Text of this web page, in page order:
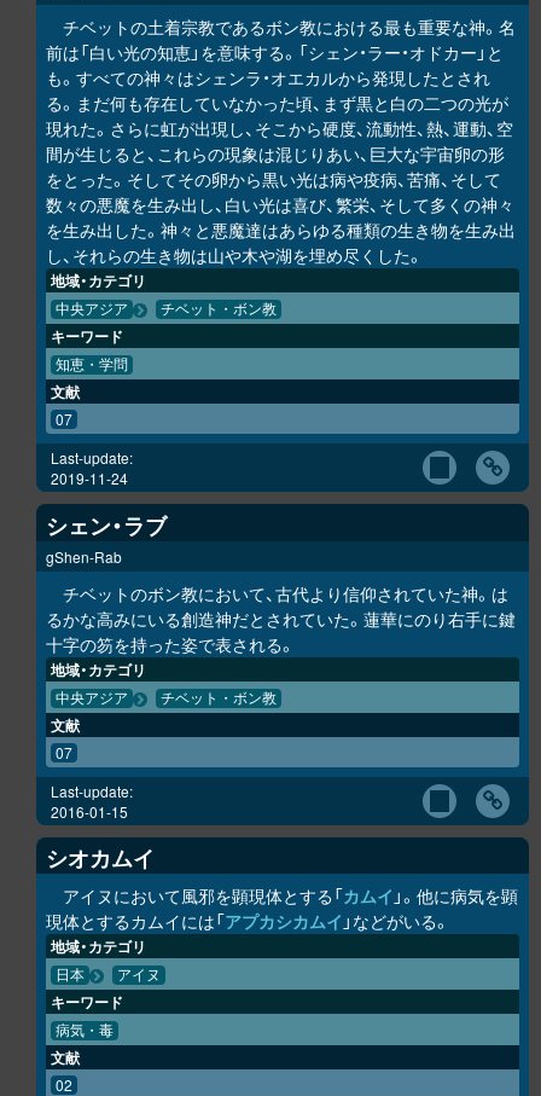
チベットの土着宗教であるボン教における最も重要な神。名
前は「白い光の知恵」を意味する。「シェン・ラー・オドカー」と
も。すべての神々はシェンラ・オエカルから発現したとされ
る。まだ何も存在していなかった頃、まず黒と白の二つの光が
現れた。さらに虹が出現し、そこから硬度、流動性、熱、運動、空
間が生じると、これらの現象は混じりあい、巨大な宇宙卵の形
をとった。そしてその卵から黒い光は病や疫病、苦痛、そして
数々の悪魔を生み出し、白い光は喜び、繁栄、そして多くの神々
を生み出した。神々と悪魔達はあらゆる種類の生き物を生み出
し、それらの生き物は山や木や湖を埋め尽くした。
地域・カテゴリ
中央アジア チベット・ボン教
キーワード
知恵・学問
文献
07
Last-update:
2019-11-24
シェン・ラブ
gShen-Rab
チベットのボン教において、古代より信仰されていた神。は
るかな高みにいる創造神だとされていた。蓮華にのり右手に鍵
十字の笏を持った姿で表される。
地域・カテゴリ
中央アジア チベット・ボン教
文献
07
Last-update:
2016-01-15
シオカムイ
アイヌにおいて風邪を顕現体とする「カムイ 」。他に病気を顕
現体とするカムイには「アプカシカムイ 」などがいる。
地域・カテゴリ
日本 アイヌ
キーワード
病気・毒
文献
02